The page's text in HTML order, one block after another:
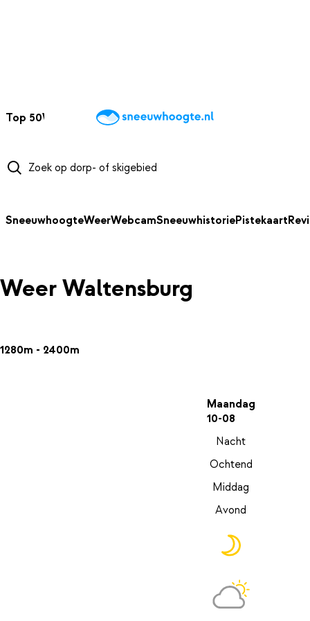
Top 50Webcams WintersportweerKaarten
SneeuwhoogteWeerWebcamSneeuwhistoriePistekaart
Weer Waltensburg
1280m - 2400m
Maandag
10-08
Nacht
Ochtend
Middag
Avond